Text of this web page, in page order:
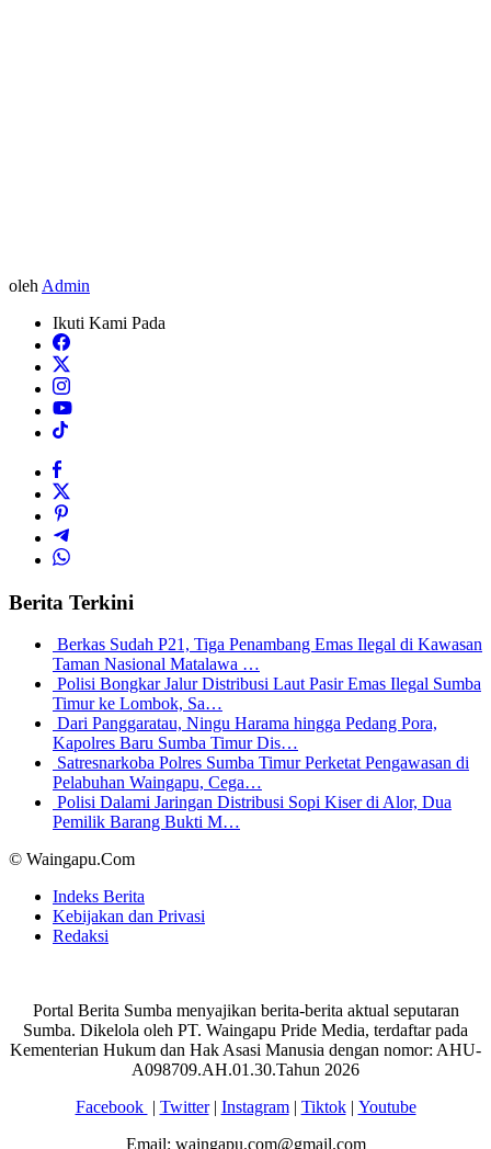
oleh Admin
Ikuti Kami Pada
Berita Terkini
Berkas Sudah P21, Tiga Penambang Emas Ilegal di Kawasan
Taman Nasional Matalawa …
Polisi Bongkar Jalur Distribusi Laut Pasir Emas Ilegal Sumba
Timur ke Lombok, Sa…
Dari Panggaratau, Ningu Harama hingga Pedang Pora,
Kapolres Baru Sumba Timur Dis…
Satresnarkoba Polres Sumba Timur Perketat Pengawasan di
Pelabuhan Waingapu, Cega…
Polisi Dalami Jaringan Distribusi Sopi Kiser di Alor, Dua
Pemilik Barang Bukti M…
© Waingapu.Com
Indeks Berita
Kebijakan dan Privasi
Redaksi
Portal Berita Sumba menyajikan berita-berita aktual seputaran
Sumba. Dikelola oleh PT. Waingapu Pride Media, terdaftar pada
Kementerian Hukum dan Hak Asasi Manusia dengan nomor: AHU-
A098709.AH.01.30.Tahun 2026
Facebook | Twitter| Instagram| Tiktok| Youtube
Email: waingapu.com@gmail.com